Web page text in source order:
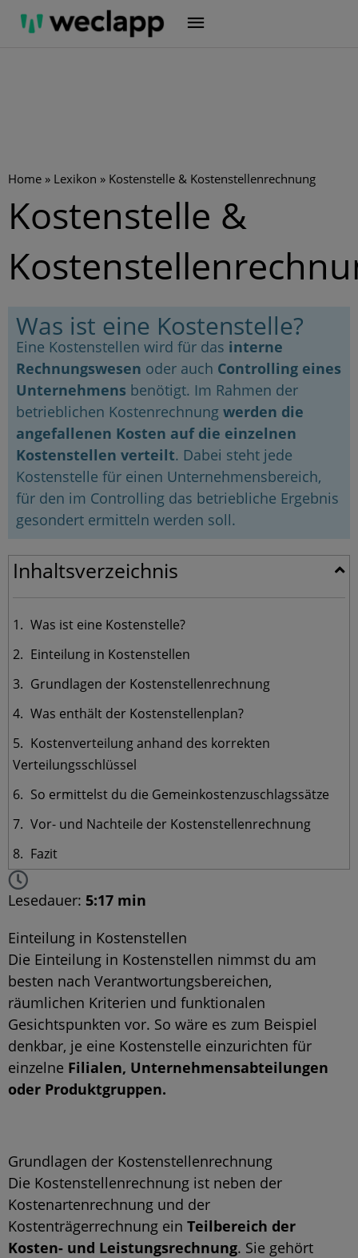
Zum
Inhalt
Home » Lexikon » Kostenstelle & Kostenstellenrechnung
Kostenstelle &
Was ist eine Kostenstelle?
Eine Kostenstellen wird für das interne
Rechnungswesen oder auch Controlling eines
Unternehmens benötigt. Im Rahmen der
betrieblichen Kostenrechnung werden die
angefallenen Kosten auf die einzelnen
Kostenstellen verteilt. Dabei steht jede
Kostenstelle für einen Unternehmensbereich,
für den im Controlling das betriebliche Ergebnis
gesondert ermitteln werden soll.
Inhaltsverzeichnis
Was ist eine Kostenstelle?
Einteilung in Kostenstellen
Grundlagen der Kostenstellenrechnung
Was enthält der Kostenstellenplan?
Kostenverteilung anhand des korrekten
Verteilungsschlüssel
So ermittelst du die Gemeinkostenzuschlagssätze
Vor- und Nachteile der Kostenstellenrechnung
Fazit
Lesedauer: 5:17 min
Einteilung in Kostenstellen
Die Einteilung in Kostenstellen nimmst du am
besten nach Verantwortungsbereichen,
räumlichen Kriterien und funktionalen
Gesichtspunkten vor. So wäre es zum Beispiel
denkbar, je eine Kostenstelle einzurichten für
einzelne Filialen, Unternehmensabteilungen
oder Produktgruppen.
Grundlagen der Kostenstellenrechnung
Die Kostenstellenrechnung ist neben der
Kostenartenrechnung und der
Kostenträgerrechnung ein Teilbereich der
Kosten- und Leistungsrechnung. Sie gehört